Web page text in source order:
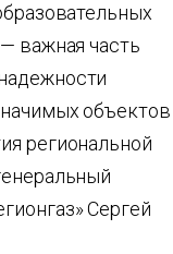
важная часть
объектов
региональной
Сергей